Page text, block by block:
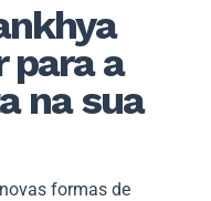
para a
na sua
formas de